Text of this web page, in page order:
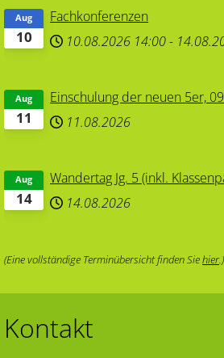
10
Aug
Fachkonferenzen
10.08.2026 14:00-
11
Aug
Einschulung der neuen 5er,
11.08.2026
14
Aug
Wandertag Jg. 5 (inkl.
14.08.2026
(Eine vollständige Terminübersicht finden Siehier.)
Kontakt